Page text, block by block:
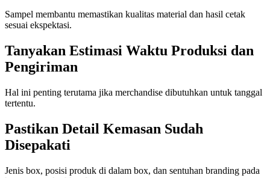
Sampel membantu memastikan kualitas material dan hasil cetak
sesuai ekspektasi.
Tanyakan Estimasi Waktu Produksi dan
Pengiriman
Hal ini penting terutama jika merchandise dibutuhkan untuk tanggal
tertentu.
Pastikan Detail Kemasan Sudah
Disepakati
Jenis box, posisi produk di dalam box, dan sentuhan branding pada